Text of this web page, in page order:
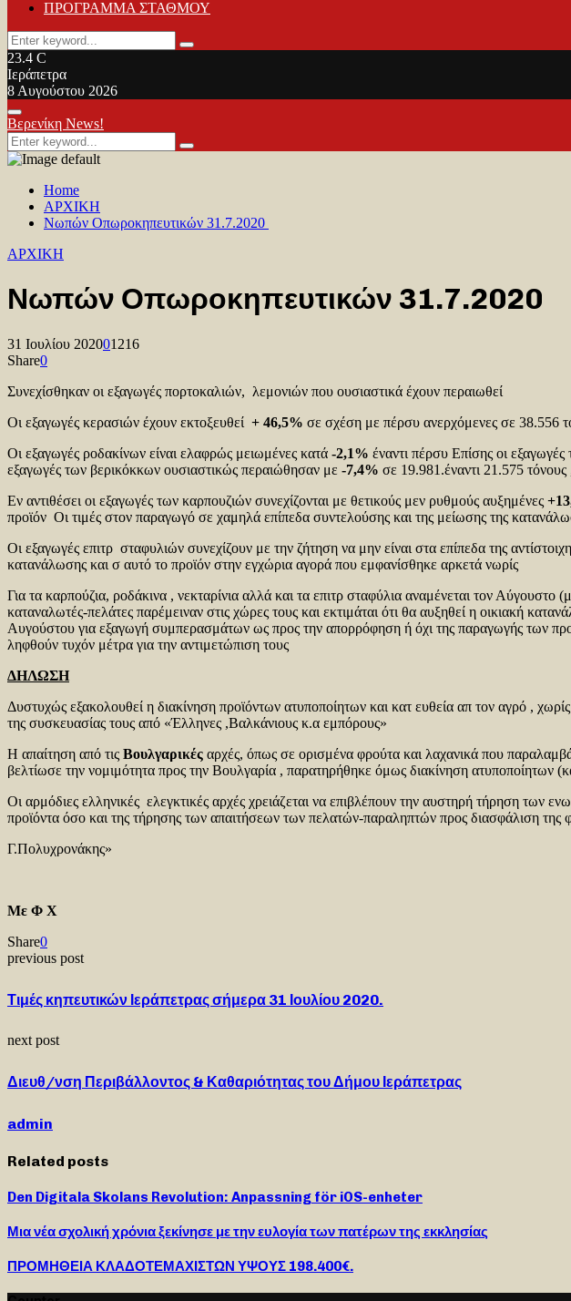
ΠΡΟΓΡΑΜΜΑ ΣΤΑΘΜΟΥ
Search
for:
Search
23.4 C
Ιεράπετρα
8 Αυγούστου 2026
Facebook
Twitter
Youtube
Primary
Menu
Βερενίκη News!
Search
for:
Search
Home
ΑΡΧΙΚΗ
Νωπών Οπωροκηπευτικών 31.7.2020
ΑΡΧΙΚΗ
Νωπών Οπωροκηπευτικών 31.7.2020
31 Ιουλίου 202001216
Share0
Συνεχίσθηκαν οι εξαγωγές πορτοκαλιών, λεμονιών που ουσιαστικά έχουν περαιωθεί
Οι εξαγωγές κερασιών έχουν εκτοξευθεί + 46,5% σε σχέση με πέρσυ ανερχόμενες σε 38.556
Οι εξαγωγές ροδακίνων είναι ελαφρώς μειωμένες κατά -2,1% έναντι πέρσυ Επίσης οι
εξαγωγές των βερικόκκων ουσιαστικώς περαιώθησαν με -7,4% σε 19.981.έναντι 21.575
Εν αντιθέσει οι εξαγωγές των καρπουζιών συνεχίζονται με θετικούς μεν ρυθμούς αυξημένες
προϊόν Οι τιμές στον παραγωγό σε χαμηλά επίπεδα συντελούσης και της μείωσης της
Οι εξαγωγές επιτρ σταφυλιών συνεχίζουν με την ζήτηση να μην είναι στα επίπεδα της
κατανάλωσης και σ αυτό το προϊόν στην εγχώρια αγορά που εμφανίσθηκε αρκετά νωρίς
Για τα καρπούζια, ροδάκινα , νεκταρίνια αλλά και τα επιτρ σταφύλια αναμένεται τον
καταναλωτές-πελάτες παρέμειναν στις χώρες τους και εκτιμάται ότι θα αυξηθεί η οικιακή
Αυγούστου για εξαγωγή συμπερασμάτων ως προς την απορρόφηση ή όχι της παραγωγής των
ληφθούν τυχόν μέτρα για την αντιμετώπιση τους
ΔΗΛΩΣΗ
Δυστυχώς εξακολουθεί η διακίνηση προϊόντων ατυποποίητων και κατ ευθεία απ τον αγρό ,
της συσκευασίας τους από «Έλληνες ,Βαλκάνιους κ.α εμπόρους»
Η απαίτηση από τις Βουλγαρικές αρχές, όπως σε ορισμένα φρούτα και λαχανικά που
βελτίωσε την νομιμότητα προς την Βουλγαρία , παρατηρήθηκε όμως διακίνηση ατυποποίητων
Οι αρμόδιες ελληνικές ελεγκτικές αρχές χρειάζεται να επιβλέπουν την αυστηρή τήρηση των
προϊόντα όσο και της τήρησης των απαιτήσεων των πελατών-παραληπτών προς διασφάλιση
Γ.Πολυχρονάκης»
Με Φ Χ
Share0
previous post
Τιμές κηπευτικών Ιεράπετρας σήμερα 31 Ιουλίου 2020.
next post
Διευθ/νση Περιβάλλοντος & Καθαριότητας του Δήμου Ιεράπετρας
admin
Related posts
Den Digitala Skolans Revolution: Anpassning för iOS-enheter
Μια νέα σχολική χρόνια ξεκίνησε με την ευλογία των πατέρων της εκκλησίας
ΠΡΟΜΗΘΕΙΑ ΚΛΑΔΟΤΕΜΑΧΙΣΤΩΝ ΥΨΟΥΣ 198.400€.